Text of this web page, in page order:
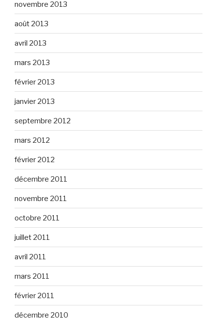
novembre 2013
août 2013
avril 2013
mars 2013
février 2013
janvier 2013
septembre 2012
mars 2012
février 2012
décembre 2011
novembre 2011
octobre 2011
juillet 2011
avril 2011
mars 2011
février 2011
décembre 2010